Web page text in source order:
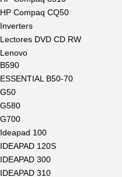
HP Compaq CQ50
Inverters
Lectores DVD CD RW
Lenovo
B590
ESSENTIAL B50-70
G50
G580
G700
Ideapad 100
IDEAPAD 120S
IDEAPAD 300
IDEAPAD 310